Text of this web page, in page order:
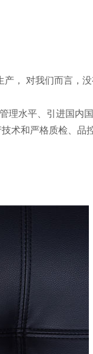
， 对我们而言，
理水平、引进国内
术和严格质检、品